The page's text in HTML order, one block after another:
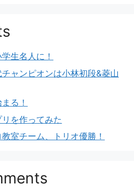
生名人に！
ャンピオンは小林初段&菱山
る！
を作ってみた
室チーム、トリオ優勝！